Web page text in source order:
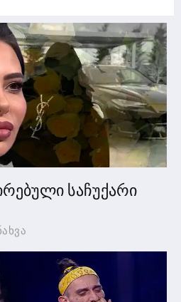
საჩუქარი